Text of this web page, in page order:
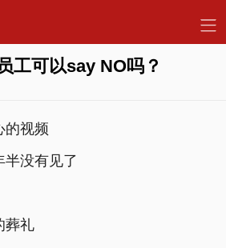
工可以say NO吗？
的视频
半没有见了
葬礼